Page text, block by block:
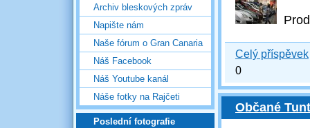
Archiv bleskových zpráv
Napište nám
Naše fórum o Gran Canaria
Náš Facebook
Náš Youtube kanál
Náše fotky na Rajčeti
Poslední fotografie
Celý příspěvek
0
Občané